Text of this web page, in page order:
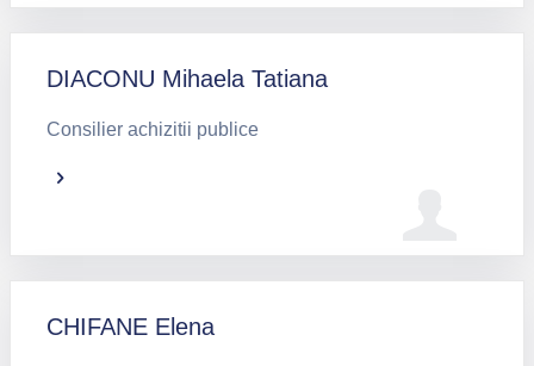
DIACONU Mihaela Tatiana
Consilier achizitii publice
CHIFANE Elena